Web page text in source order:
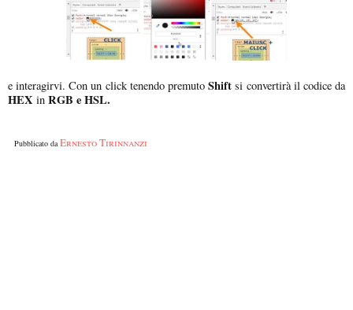
e interagirvi. Con un click tenendo premutoShift si convertirà il codice da
HEX in RGB e HSL.
Pubblicato daErnesto Tirinnanzi